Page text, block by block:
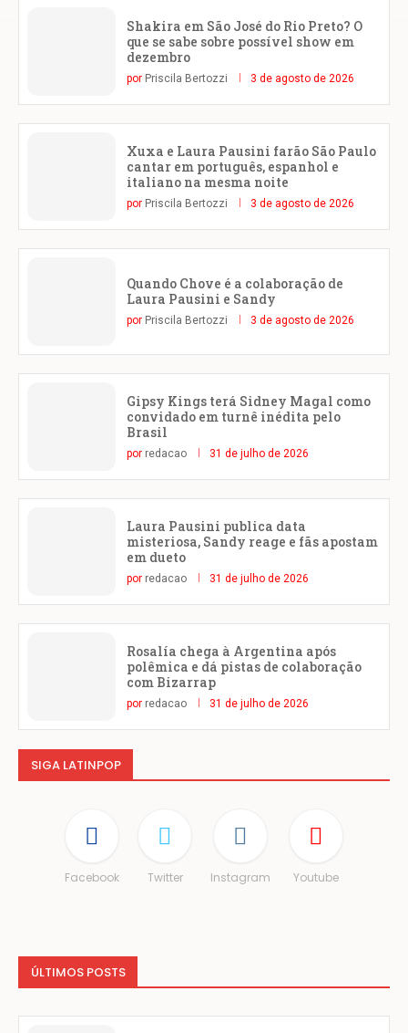
Shakira em São José do Rio Preto? O
que se sabe sobre possível show em
dezembro
por Priscila Bertozzi 3 de agosto de 2026
Xuxa e Laura Pausini farão São Paulo
cantar em português, espanhol e
italiano na mesma noite
por Priscila Bertozzi 3 de agosto de 2026
Quando Chove é a colaboração de
Laura Pausini e Sandy
por Priscila Bertozzi 3 de agosto de 2026
Gipsy Kings terá Sidney Magal como
convidado em turnê inédita pelo
Brasil
por redacao 31 de julho de 2026
Laura Pausini publica data
misteriosa, Sandy reage e fãs apostam
em dueto
por redacao 31 de julho de 2026
Rosalía chega à Argentina após
polêmica e dá pistas de colaboração
com Bizarrap
por redacao 31 de julho de 2026
SIGA LATINPOP
Facebook Twitter Instagram Youtube
ÚLTIMOS POSTS